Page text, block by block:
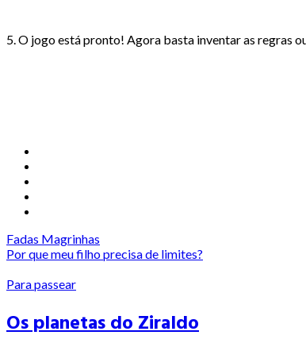
5. O jogo está pronto! Agora basta inventar as regras
Fadas Magrinhas
Por que meu filho precisa de limites?
Para passear
Os planetas do Ziraldo